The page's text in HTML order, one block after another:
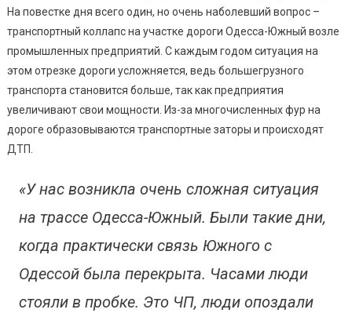
На повестке дня всего один, но очень наболевший вопрос –
транспортный коллапс на участке дороги Одесса-Южный возле
промышленных предприятий. С каждым годом ситуация на
этом отрезке дороги усложняется, ведь большегрузного
транспорта становится больше, так как предприятия
увеличивают свои мощности. Из-за многочисленных фур на
дороге образовываются транспортные заторы и происходят
ДТП.
«У нас возникла очень сложная ситуация
на трассе Одесса-Южный. Были такие дни,
когда практически связь Южного с
Одессой была перекрыта. Часами люди
стояли в пробке. Это ЧП, люди опоздали